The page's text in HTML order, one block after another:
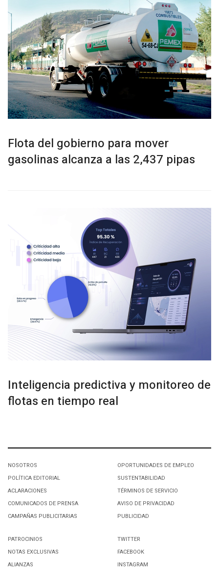
Flota del gobierno para mover
gasolinas alcanza a las 2,437 pipas
Inteligencia predictiva y monitoreo de
flotas en tiempo real
NOSOTROS
POLÍTICA EDITORIAL
ACLARACIONES
COMUNICADOS DE PRENSA
CAMPAÑAS PUBLICITARIAS
OPORTUNIDADES DE EMPLEO
SUSTENTABILIDAD
TÉRMINOS DE SERVICIO
AVISO DE PRIVACIDAD
PUBLICIDAD
PATROCINIOS
NOTAS EXCLUSIVAS
ALIANZAS
TWITTER
FACEBOOK
INSTAGRAM